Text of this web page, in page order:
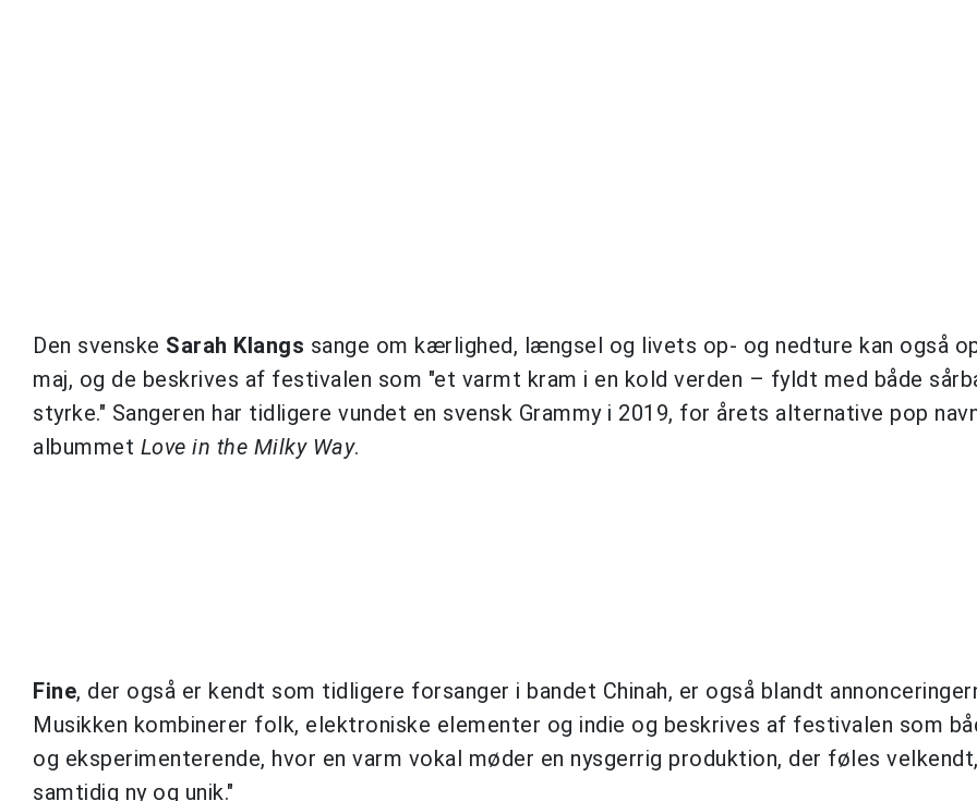
Den svenske Sarah Klangs sange om kærlighed, længsel og livets op- og nedture kan også
maj, og de beskrives af festivalen som "et varmt kram i en kold verden – fyldt med både
styrke." Sangeren har tidligere vundet en svensk Grammy i 2019, for årets alternative pop
albummet Love in the Milky Way.
Fine, der også er kendt som tidligere forsanger i bandet Chinah, er også blandt
Musikken kombinerer folk, elektroniske elementer og indie og beskrives af festivalen som
og eksperimenterende, hvor en varm vokal møder en nysgerrig produktion, der føles
samtidig ny og unik."